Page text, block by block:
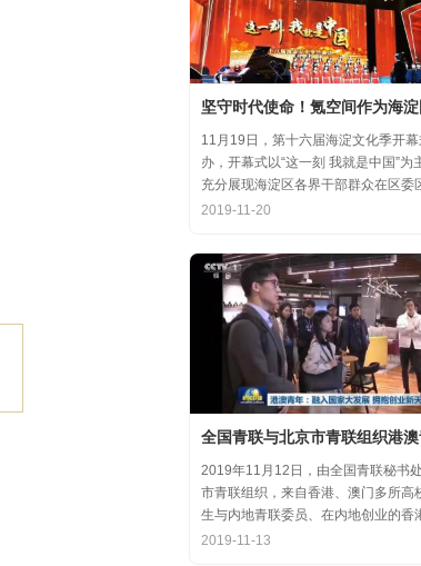
11月19日，第十六届海淀文化季开
办，开幕式以“这一刻 我就是中国”为
充分展现海淀区各界干部群众在区委
的坚强领导下，在国庆服务保障工作
的一流精神风貌，以及催人泪下的感
迹。
2019-11-20
2019年11月12日，由全国青联秘书
市青联组织，来自香港、澳门多所高
生与内地青联委员、在内地创业的香
代表，围绕“融入国家大发展，拥抱创
2019-11-13